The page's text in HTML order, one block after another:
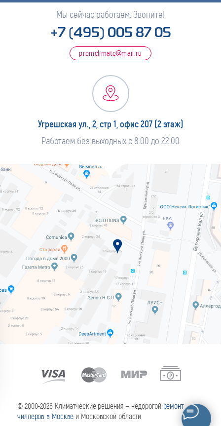
Мы сейчас работаем. Звоните!
+7 (495) 005 87 05
promclimate@mail.ru
Угрешская ул., 2, стр 1, офис 207 (2 этаж)
Работаем без выходных с 8:00 до 22:00
© 2000-2026 Климатческие решения — недорогой ремонт
чиллеров в Москве и Московской области